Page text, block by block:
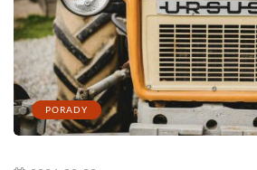
PORADY